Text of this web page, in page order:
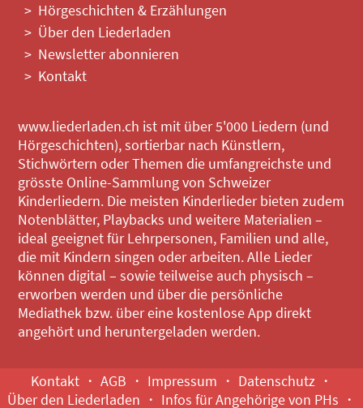
Hörgeschichten & Erzählungen
Über den Liederladen
Newsletter abonnieren
Kontakt
www.liederladen.ch ist mit über 5'000 Liedern (und
Hörgeschichten), sortierbar nach Künstlern,
Stichwörtern oder Themen die umfangreichste und
grösste Online-Sammlung von Schweizer
Kinderliedern. Die meisten Kinderlieder bieten zudem
Notenblätter, Playbacks und weitere Materialien –
ideal geeignet für Lehrpersonen, Familien und alle,
die mit Kindern singen oder arbeiten. Alle Lieder
können digital – sowie teilweise auch physisch –
erworben werden und über die persönliche
Mediathek bzw. über eine kostenlose App direkt
angehört und heruntergeladen werden.
Kontakt AGB Impressum
Datenschutz
Über den Liederladen
Infos für Angehörige von PHs